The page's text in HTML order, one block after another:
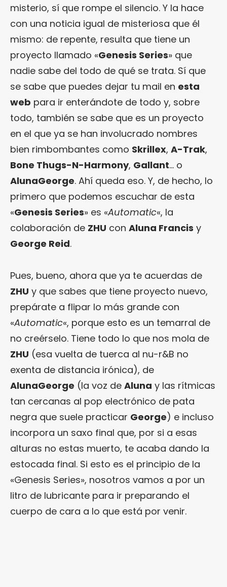
misterio, sí que rompe el silencio. Y la hace
con una noticia igual de misteriosa que él
mismo: de repente, resulta que tiene un
proyecto llamado «Genesis Series» que
nadie sabe del todo de qué se trata. Sí que
se sabe que puedes dejar tu mail en esta
web para ir enterándote de todo y, sobre
todo, también se sabe que es un proyecto
en el que ya se han involucrado nombres
bien rimbombantes como Skrillex, A-Trak,
Bone Thugs-N-Harmony, Gallant… o
AlunaGeorge. Ahí queda eso. Y, de hecho, lo
primero que podemos escuchar de esta
«Genesis Series» es «Automatic«, la
colaboración de ZHU con Aluna Francis y
George Reid.
Pues, bueno, ahora que ya te acuerdas de
ZHU y que sabes que tiene proyecto nuevo,
prepárate a flipar lo más grande con
«Automatic«, porque esto es un temarral de
no creérselo. Tiene todo lo que nos mola de
ZHU (esa vuelta de tuerca al nu-r&B no
exenta de distancia irónica), de
AlunaGeorge (la voz de Aluna y las rítmicas
tan cercanas al pop electrónico de pata
negra que suele practicar George) e incluso
incorpora un saxo final que, por si a esas
alturas no estas muerto, te acaba dando la
estocada final. Si esto es el principio de la
«Genesis Series», nosotros vamos a por un
litro de lubricante para ir preparando el
cuerpo de cara a lo que está por venir.